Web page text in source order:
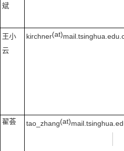
斌
王小
云
kirchner(at)
翟荟 tao_zhang(at)